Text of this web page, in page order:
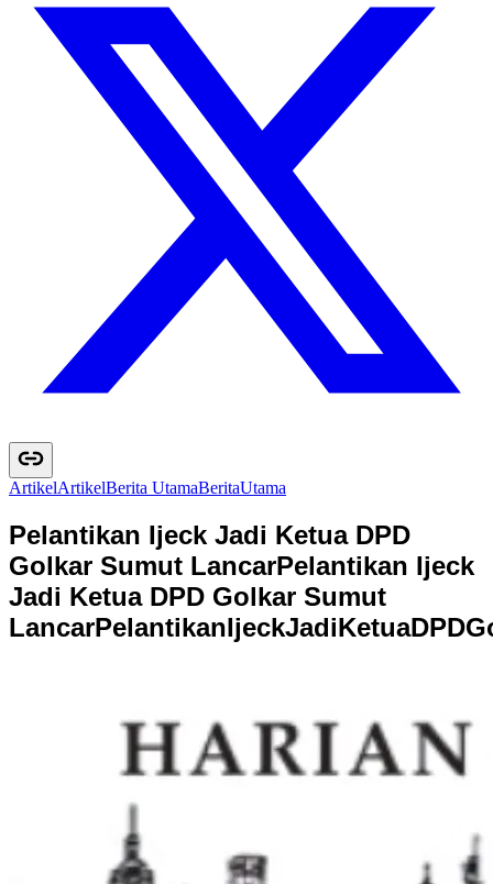
ArtikelArtikelBerita UtamaBeritaUtama
Pelantikan Ijeck Jadi Ketua DPD
Golkar Sumut LancarPelantikan Ijeck
Jadi Ketua DPD Golkar Sumut
LancarPelantikanIjeckJadiKetuaDPDG